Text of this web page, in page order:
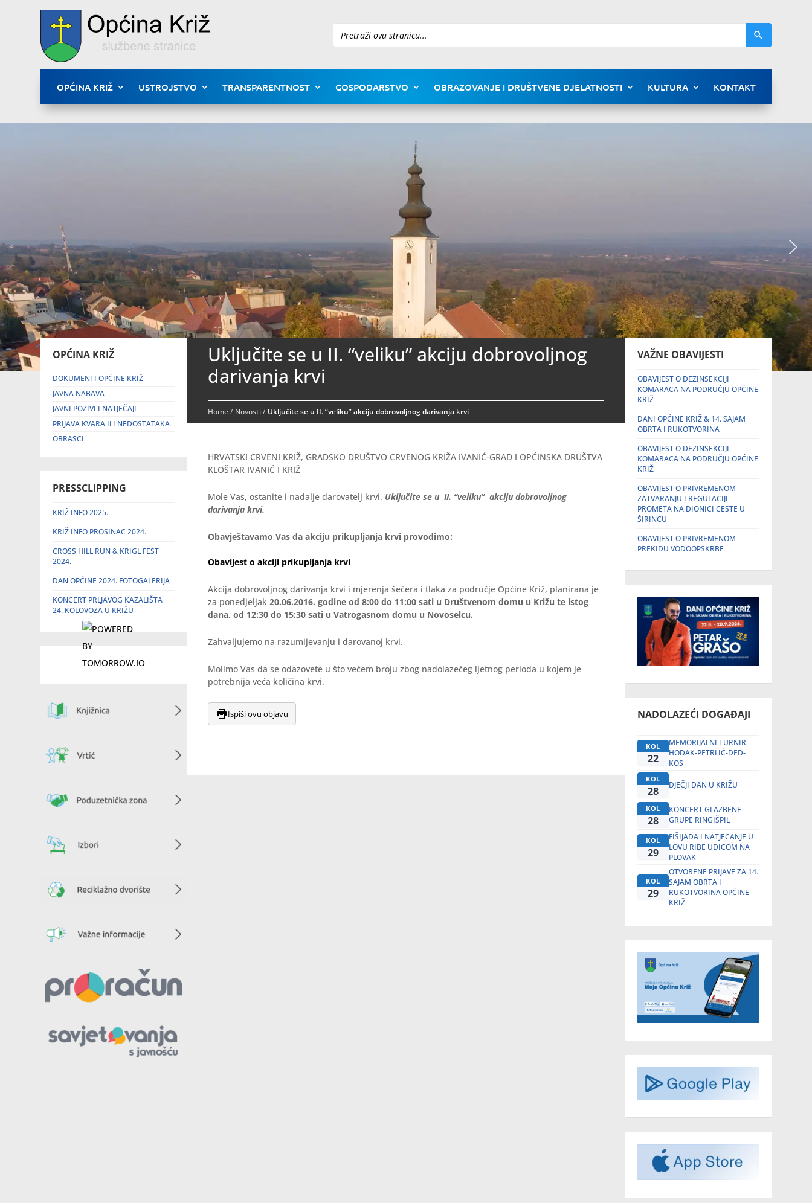
Pretraži
OPĆINA KRIŽ USTROJSTVO TRANSPARENTNOST GOSPODARSTVO OBRAZOVANJE I DRUŠTVENE DJELATNOSTI KULTURA KONTAKT
OPĆINA KRIŽ
DOKUMENTI OPĆINE KRIŽ
JAVNA NABAVA
JAVNI POZIVI I NATJEČAJI
PRIJAVA KVARA ILI NEDOSTATAKA
OBRASCI
PRESSCLIPPING
KRIŽ INFO 2025.
KRIŽ INFO PROSINAC 2024.
CROSS HILL RUN & KRIGL FEST
2024.
DAN OPĆINE 2024. FOTOGALERIJA
KONCERT PRLJAVOG KAZALIŠTA
24. KOLOVOZA U KRIŽU
Uključite se u II. “veliku” akciju dobrovoljnog
darivanja krvi
Home/ Novosti/ Uključite se u II. “veliku” akciju dobrovoljnog darivanja krvi
HRVATSKI CRVENI KRIŽ, GRADSKO DRUŠTVO CRVENOG KRIŽA IVANIĆ-GRAD I OPĆINSKA DRUŠTVA
KLOŠTAR IVANIĆ I KRIŽ
Mole Vas, ostanite i nadalje darovatelj krvi. Uključite se u II. “veliku” akciju dobrovoljnog
darivanja krvi.
Obavještavamo Vas da akciju prikupljanja krvi provodimo:
Obavijest o akciji prikupljanja krvi
Akcija dobrovoljnog darivanja krvi i mjerenja šećera i tlaka za područje Općine Križ, planirana je
za ponedjeljak20.06.2016. godine od 8:00 do 11:00 sati u Društvenom domu u Križu te istog
dana, od 12:30 do 15:30 sati u Vatrogasnom domu u Novoselcu.
Zahvaljujemo na razumijevanju i darovanoj krvi.
Molimo Vas da se odazovete u što većem broju zbog nadolazećeg ljetnog perioda u kojem je
potrebnija veća količina krvi.
Ispiši ovu objavu
VAŽNE OBAVIJESTI
OBAVIJEST O DEZINSEKCIJI
KOMARACA NA PODRUČJU OPĆINE
KRIŽ
DANI OPĆINE KRIŽ & 14. SAJAM
OBRTA I RUKOTVORINA
OBAVIJEST O DEZINSEKCIJI
KOMARACA NA PODRUČJU OPĆINE
KRIŽ
OBAVIJEST O PRIVREMENOM
ZATVARANJU I REGULACIJI
PROMETA NA DIONICI CESTE U
ŠIRINCU
OBAVIJEST O PRIVREMENOM
PREKIDU VODOOPSKRBE
NADOLAZEĆI DOGAĐAJI
KOL
22
MEMORIJALNI TURNIR
HODAK-PETRLIĆ-DED-
KOS
KOL
28 DJEČJI DAN U KRIŽU
KOL
28
KONCERT GLAZBENE
GRUPE RINGIŠPIL
KOL
29
FIŠIJADA I NATJECANJE U
LOVU RIBE UDICOM NA
PLOVAK
KOL
29
OTVORENE PRIJAVE ZA 14.
SAJAM OBRTA I
RUKOTVORINA OPĆINE
KRIŽ